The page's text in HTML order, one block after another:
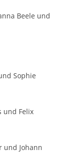
und
Sophie
Felix
Johann